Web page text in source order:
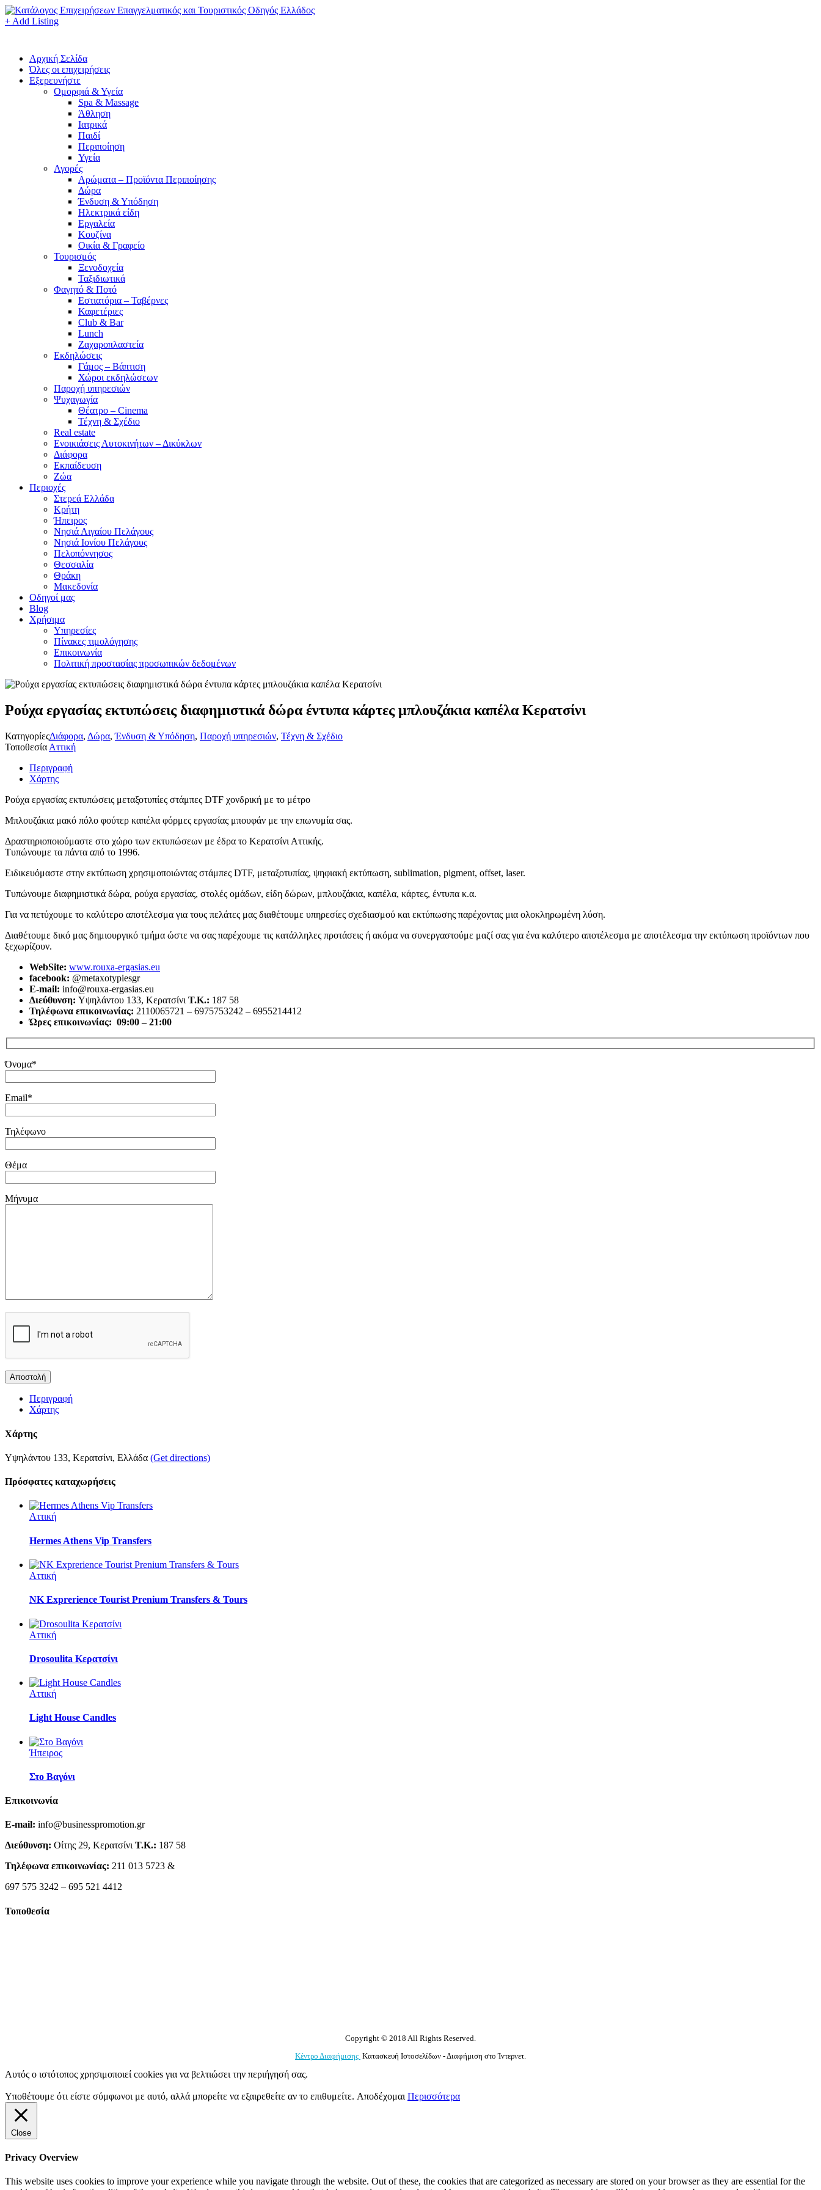
+ Add Listing
Αρχική Σελίδα
Όλες οι επιχειρήσεις
Εξερευνήστε
Ομορφιά & Υγεία
Spa & Massage
Άθληση
Ιατρικά
Παιδί
Περιποίηση
Υγεία
Αγορές
Αρώματα – Προϊόντα Περιποίησης
Δώρα
Ένδυση & Υπόδηση
Ηλεκτρικά είδη
Εργαλεία
Κουζίνα
Οικία & Γραφείο
Τουρισμός
Ξενοδοχεία
Ταξιδιωτικά
Φαγητό & Ποτό
Εστιατόρια – Ταβέρνες
Καφετέριες
Club & Bar
Lunch
Ζαχαροπλαστεία
Εκδηλώσεις
Γάμος – Βάπτιση
Χώροι εκδηλώσεων
Παροχή υπηρεσιών
Ψυχαγωγία
Θέατρο – Cinema
Τέχνη & Σχέδιο
Real estate
Ενοικιάσεις Αυτοκινήτων – Δικύκλων
Διάφορα
Εκπαίδευση
Ζώα
Περιοχές
Στερεά Ελλάδα
Κρήτη
Ήπειρος
Νησιά Αιγαίου Πελάγους
Νησιά Ιονίου Πελάγους
Πελοπόννησος
Θεσσαλία
Θράκη
Μακεδονία
Οδηγοί μας
Blog
Χρήσιμα
Υπηρεσίες
Πίνακες τιμολόγησης
Επικοινωνία
Πολιτική προστασίας προσωπικών δεδομένων
Ρούχα εργασίας εκτυπώσεις διαφημιστικά δώρα έντυπα κάρτες μπλουζάκια καπέλα Κερατσίνι
ΚατηγορίεςΔιάφορα, Δώρα,Ένδυση & Υπόδηση, Παροχή υπηρεσιών, Τέχνη & Σχέδιο
Τοποθεσία Αττική
Περιγραφή
Χάρτης
Ρούχα εργασίας εκτυπώσεις μεταξοτυπίες στάμπες DTF χονδρική με το μέτρο
Μπλουζάκια μακό πόλο φούτερ καπέλα φόρμες εργασίας μπουφάν με την επωνυμία σας.
Δραστηριοποιούμαστε στο χώρο των εκτυπώσεων με έδρα το Κερατσίνι Αττικής.
Τυπώνουμε τα πάντα από το 1996.
Ειδικευόμαστε στην εκτύπωση χρησιμοποιώντας στάμπες DTF, μεταξοτυπίας, ψηφιακή εκτύπωση, sublimation, pigment, offset, laser.
Τυπώνουμε διαφημιστικά δώρα, ρούχα εργασίας, στολές ομάδων, είδη δώρων, μπλουζάκια, καπέλα, κάρτες, έντυπα κ.α.
Για να πετύχουμε το καλύτερο αποτέλεσμα για τους πελάτες μας διαθέτουμε υπηρεσίες σχεδιασμού και εκτύπωσης παρέχοντας μια ολοκληρωμένη λύση.
Διαθέτουμε δικό μας δημιουργικό τμήμα ώστε να σας παρέχουμε τις κατάλληλες προτάσεις ή ακόμα να συνεργαστούμε μαζί σας για ένα καλύτερο αποτέλεσμα με αποτέλεσμα την εκτύπωση προϊόντων που
ξεχωρίζουν.
WebSite: www.rouxa-ergasias.eu
facebook: @metaxotypiesgr
E-mail: info@rouxa-ergasias.eu
Διεύθυνση: Υψηλάντου 133, Κερατσίνι Τ.Κ.: 187 58
Τηλέφωνα επικοινωνίας: 2110065721 – 6975753242 – 6955214412
Ώρες επικοινωνίας: 09:00 – 21:00
Όνομα*
Email*
Τηλέφωνο
Θέμα
Μήνυμα
Περιγραφή
Χάρτης
Χάρτης
Υψηλάντου 133, Κερατσίνι, Ελλάδα (Get directions)
Πρόσφατες καταχωρήσεις
Αττική
Hermes Athens Vip Transfers
Αττική
NK Exprerience Tourist Prenium Transfers & Tours
Αττική
Drosoulita Κερατσίνι
Αττική
Light House Candles
Ήπειρος
Στο Βαγόνι
Επικοινωνία
E-mail: info@businesspromotion.gr
Διεύθυνση: Οίτης 29, Κερατσίνι Τ.Κ.: 187 58
Τηλέφωνα επικοινωνίας: 211 013 5723 &
697 575 3242 – 695 521 4412
Τοποθεσία
Copyright © 2018 All Rights Reserved.
Κέντρο Διαφήμισης Κατασκευή Ιστοσελίδων - Διαφήμιση στο Ίντερνετ.
Αυτός ο ιστότοπος χρησιμοποιεί cookies για να βελτιώσει την περιήγησή σας.
Υποθέτουμε ότι είστε σύμφωνοι με αυτό, αλλά μπορείτε να εξαιρεθείτε αν το επιθυμείτε. Αποδέχομαι Περισσότερα
Close
Privacy Overview
This website uses cookies to improve your experience while you navigate through the website. Out of these, the cookies that are categorized as necessary are stored on your browser as they are essential for the